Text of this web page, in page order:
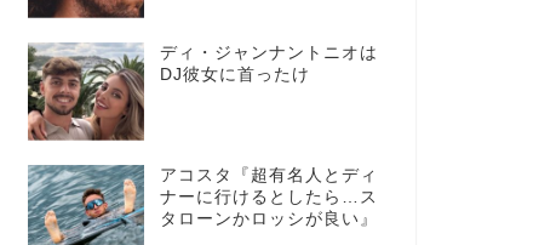
ディ・ジャンナントニオは
DJ彼女に首ったけ
アコスタ『超有名人とディ
ナーに行けるとしたら…ス
タローンかロッシが良い』